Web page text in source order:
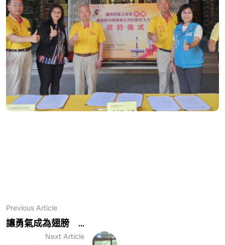
Previous Article
讓勇氣成為翅膀 ...
Next Article